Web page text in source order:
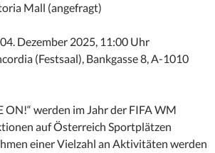
Mall (angefragt)
Dezember 2025, 11:00 Uhr
(Festsaal), Bankgasse 8, A-1010
ON!“ werden im Jahr der FIFA WM
auf Österreich Sportplätzen
einer Vielzahl an Aktivitäten werden